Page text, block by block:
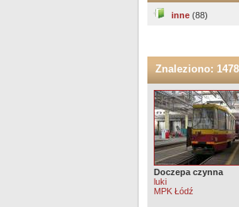
inne (88)
Znaleziono:
Doczepa czynna
luki
MPK Łódź